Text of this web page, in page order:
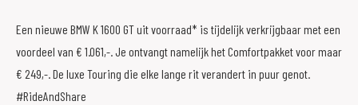
Een nieuwe BMW K 1600 GT uit voorraad* is tijdelijk verkrijgbaar met een
voordeel van € 1.061,-. Je ontvangt namelijk het Comfortpakket voor maar
€ 249,-. De luxe Touring die elke lange rit verandert in puur genot.
#RideAndShare